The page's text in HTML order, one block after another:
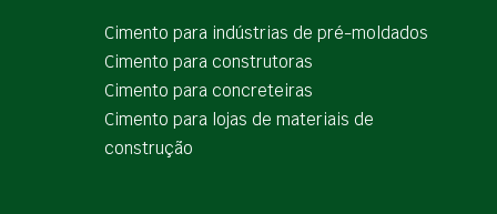
Cimento para indústrias de pré-moldados
Cimento para construtoras
Cimento para concreteiras
Cimento para lojas de materiais de
construção